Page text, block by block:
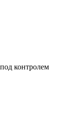
контролем